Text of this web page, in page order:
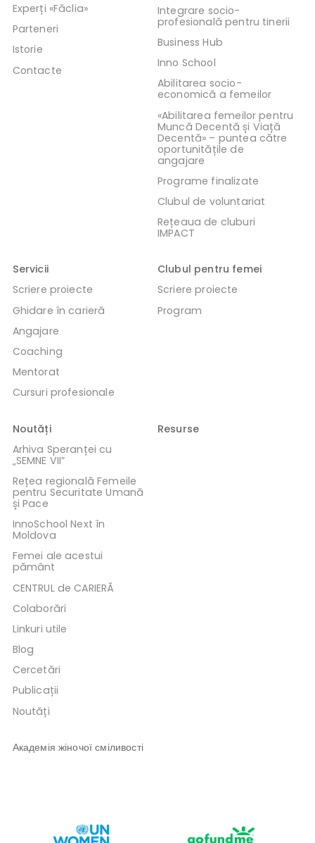
Experți «Făclia»
Parteneri
Istorie
Contacte
Integrare socio-
profesională pentru tinerii
Business Hub
Inno School
Abilitarea socio-
economică a femeilor
«Abilitarea femeilor pentru
Muncă Decentă și Viață
Decentă» – puntea către
oportunitățile de
angajare
Programe finalizate
Clubul de voluntariat
Rețeaua de cluburi
IMPACT
Servicii
Scriere proiecte
Ghidare în carieră
Angajare
Coaching
Mentorat
Cursuri profesionale
Clubul pentru femei
Scriere proiecte
Program
Noutăți
Arhiva Speranței cu
„SEMNE VII”
Rețea regională Femeile
pentru Securitate Umană
și Pace
InnoSchool Next în
Moldova
Femei ale acestui
pământ
CENTRUL de CARIERĂ
Colaborări
Linkuri utile
Blog
Cercetări
Publicații
Noutăți
Resurse
Академія жіночої сміливості